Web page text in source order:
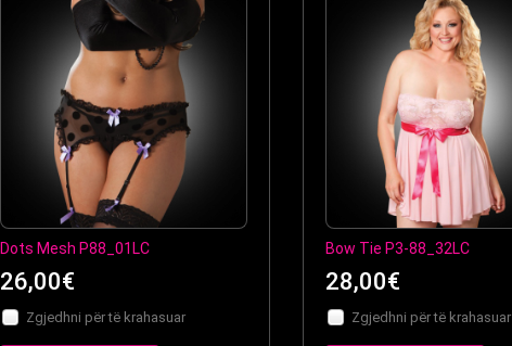
Dots Mesh P88_01LC
26,00€
Zgjedhni për të krahasuar
Bow Tie P3-88_32LC
28,00€
Zgjedhni për të krahasuar